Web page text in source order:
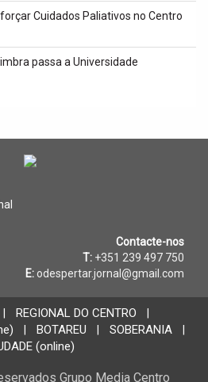
Cuidados Paliativos no Centro
passa a Universidade
Contacte-nos
T: +351 239 497 750
E: odespertar.jornal@gmail.com
REGIONAL DO CENTRO
BOTAREU SOBERANIA
(online)
Grupo Media Centro